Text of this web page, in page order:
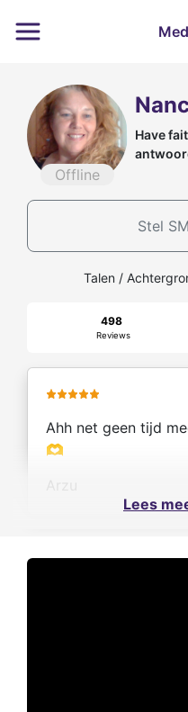
Offline
Have
Stel
Talen /
498
Reviews
Ahh net geen tijd
🫶
Arzu
Lees